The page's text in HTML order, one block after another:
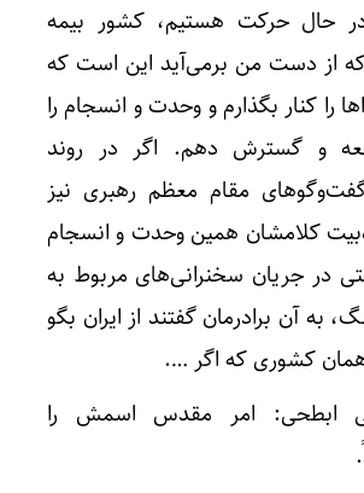
حال حرکت هستیم، کشور بیمه
از دست من برمی‌آید این است که
را کنار بگذارم و وحدت و انسجام را
و گسترش دهم. اگر در روند
مقام معظم رهبری نیز
کلامشان همین وحدت و انسجام
در جریان سخنرانی‌های مربوط به
جنگ، به آن برادرمان گفتند از ایران بگو
همان کشوری که اگر ….
ابطحی: امر مقدس اسمش را